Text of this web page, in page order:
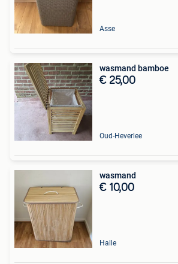
Asse
wasmand bamboe
€ 25,00
Oud-Heverlee
wasmand
€ 10,00
Halle